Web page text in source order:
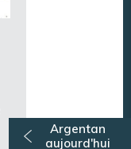
Argentan
aujourd'hui